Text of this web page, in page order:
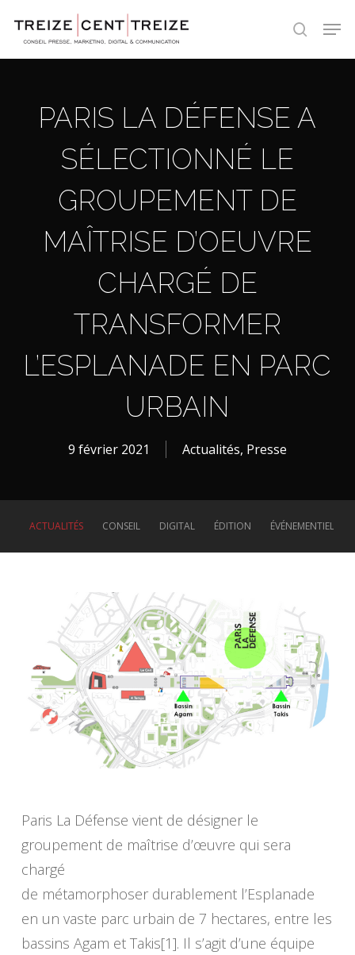
search
PARIS LA DÉFENSE A
SÉLECTIONNÉ LE
GROUPEMENT DE
MAÎTRISE D’OEUVRE
CHARGÉ DE
TRANSFORMER
L’ESPLANADE EN PARC
URBAIN
9 février 2021 Actualités, Presse
ACTUALITÉS CONSEIL DIGITAL ÉDITION ÉVÉNEMENTIEL
Paris La Défense vient de désigner le
groupement de maîtrise d’œuvre qui sera
chargé
de métamorphoser durablement l’Esplanade
en un vaste parc urbain de 7 hectares, entre les
bassins Agam et Takis[1]. Il s’agit d’une équipe